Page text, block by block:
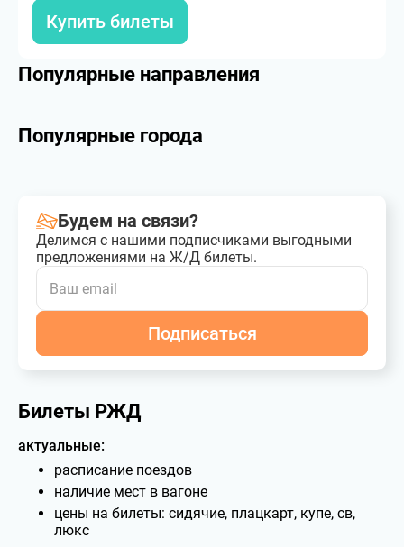
Купить билеты
Популярные направления
Популярные города
Будем на связи?
Делимся с нашими подписчиками выгодными
предложениями на Ж/Д билеты.
Подписаться
Билеты РЖД
актуальные:
расписание поездов
наличие мест в вагоне
цены на билеты: сидячие, плацкарт, купе, св,
люкс